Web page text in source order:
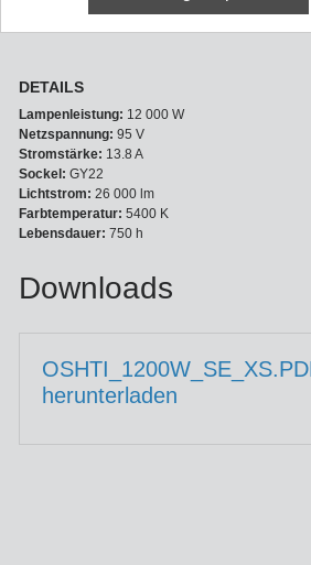
Bühne (Dramaturgielicht)
DETAILS
Lampenleistung: 12 000 W
Netzspannung: 95 V
Stromstärke: 13.8 A
Sockel: GY22
Lichtstrom: 26 000 lm
Farbtemperatur: 5400 K
Lebensdauer: 750 h
Downloads
herunterladen